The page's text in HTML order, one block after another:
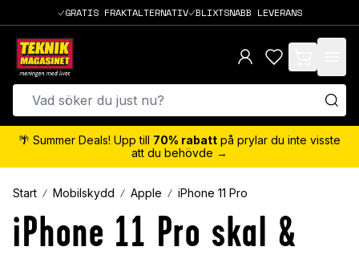
GRATIS FRAKTALTERNATIV BLIXTSNABB LEVERANS
items in cart,
🌴 Summer Deals! Upp till 70% rabatt på prylar du inte visste
att du behövde →
Start Mobilskydd Apple iPhone 11 Pro
iPhone 11 Pro skal &